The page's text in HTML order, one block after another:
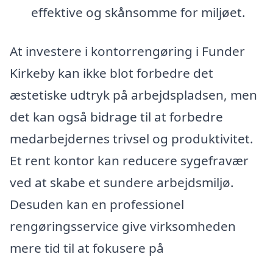
effektive og skånsomme for miljøet.
At investere i kontorrengøring i Funder
Kirkeby kan ikke blot forbedre det
æstetiske udtryk på arbejdspladsen, men
det kan også bidrage til at forbedre
medarbejdernes trivsel og produktivitet.
Et rent kontor kan reducere sygefravær
ved at skabe et sundere arbejdsmiljø.
Desuden kan en professionel
rengøringsservice give virksomheden
mere tid til at fokusere på